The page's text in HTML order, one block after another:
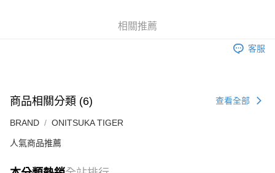
相關推薦
客服
商品相關分類 (6) 查看全部
BRAND ONITSUKA TIGER
人氣商品推薦